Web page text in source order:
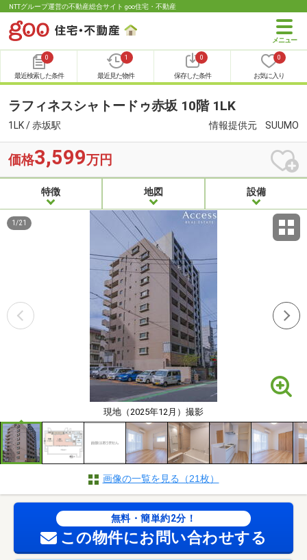
NTTグループ運営の不動産総合サイト goo住宅・不動産
0
最近検索した条件
1
最近見た物件
0
保存した条件
0
お気に入り
ラフィネスシャトードゥ赤坂 10階 1LK
1LK / 赤坂駅 情報提供元 SUUMO
価格3,599万円
特徴 地図 設備
現地（2025年12月）撮影
1 /21
画像の一覧を見る（21枚）
無料・簡単約2分！
この物件にお問い合わせする